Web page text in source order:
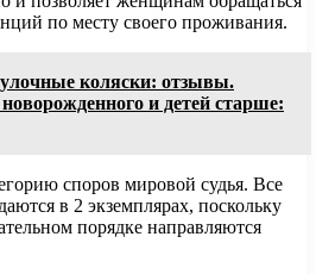
по месту своего проживания.
коляски: отзывы.
и детей старше:
споров мировой судья. Все
в 2 экземплярах, поскольку
порядке направляются